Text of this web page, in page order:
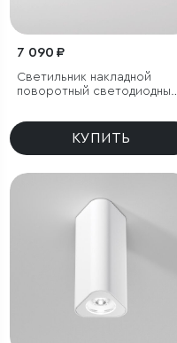
7 090 ₽
Светильник накладной
поворотный светодиодный
КУПИТЬ